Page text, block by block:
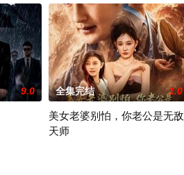
9.0 全集完结 1.0
美女老婆别怕，你老公是无敌
天师